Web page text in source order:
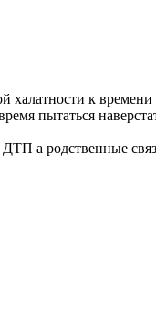
халатности к времени
пытаться
ДТП а родственные